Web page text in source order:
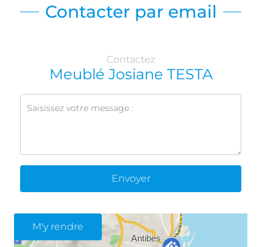
Contacter par email
Contactez
Meublé Josiane TESTA
Envoyer
M'y rendre